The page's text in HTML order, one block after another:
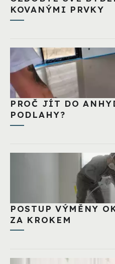
KOVANÝMI PRVKY
PROČ JÍT DO
PODLAHY?
POSTUP VÝMĚNY
ZA KROKEM